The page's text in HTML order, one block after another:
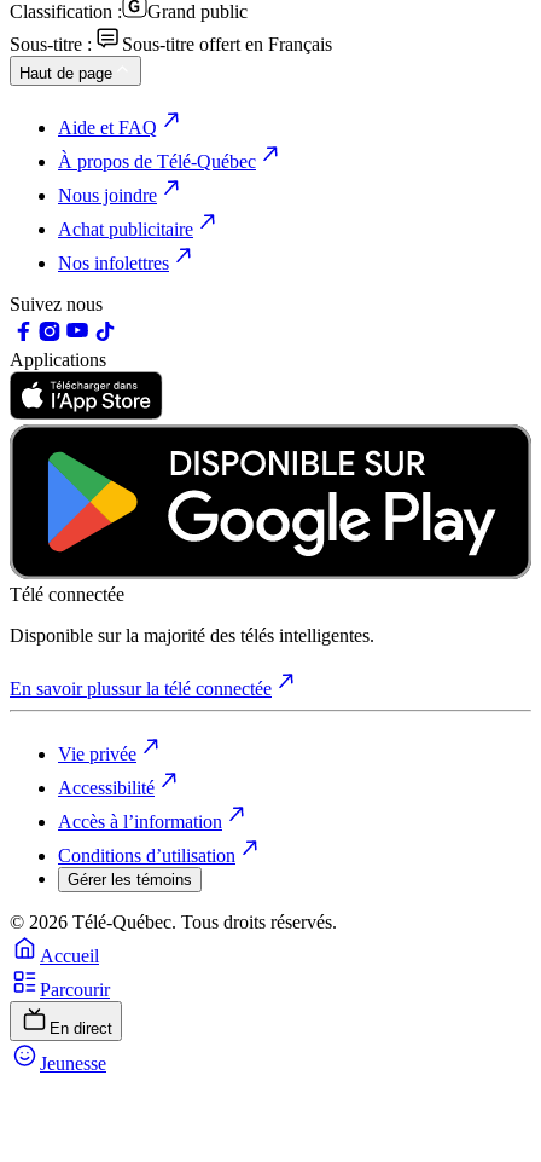
Classification :
Grand public
Sous-titre :
Sous-titre offert en Français
Haut de page
Aide et FAQ
À propos de Télé-Québec
Nous joindre
Achat publicitaire
Nos infolettres
Suivez nous
Applications
Télé connectée
Disponible sur la majorité des télés intelligentes.
En savoir plussur la télé connectée
Vie privée
Accessibilité
Accès à l’information
Conditions d’utilisation
Gérer les témoins
© 2026 Télé-Québec. Tous droits réservés.
Accueil
Parcourir
En direct
Jeunesse